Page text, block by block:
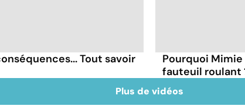
Tout savoir
Pourquoi
fauteuil roulant
Plus de vidéos